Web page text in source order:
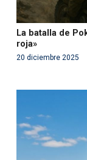
La batalla de
roja»
20 diciembre 2025
'php' (this will
in/var/www/
content/